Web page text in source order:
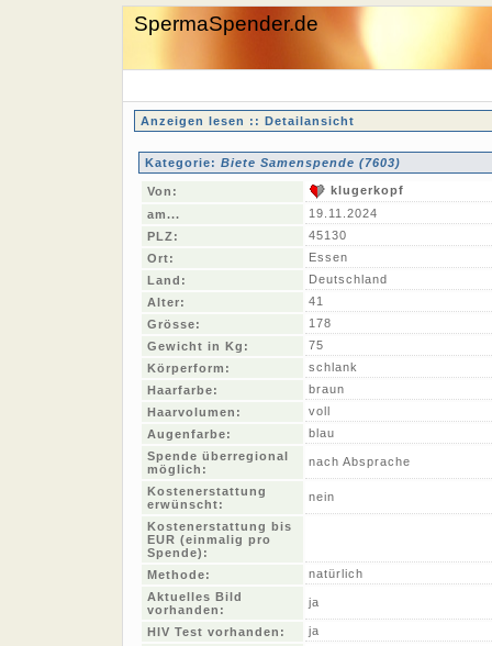
SpermaSpender.de
Anzeigen lesen :: Detailansicht
Kategorie: Biete Samenspende (7603)
Von:
klugerkopf
am...
19.11.2024
PLZ:
45130
Ort:
Essen
Land:
Deutschland
Alter:
41
Grösse:
178
Gewicht in Kg:
75
Körperform:
schlank
Haarfarbe:
braun
Haarvolumen:
voll
Augenfarbe:
blau
Spende überregional
möglich:
nach Absprache
Kostenerstattung
erwünscht:
nein
Kostenerstattung bis
EUR (einmalig pro
Spende):
Methode:
natürlich
Aktuelles Bild
vorhanden:
ja
HIV Test vorhanden:
ja